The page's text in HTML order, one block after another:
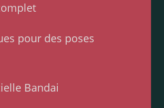
pour des poses
Bandai